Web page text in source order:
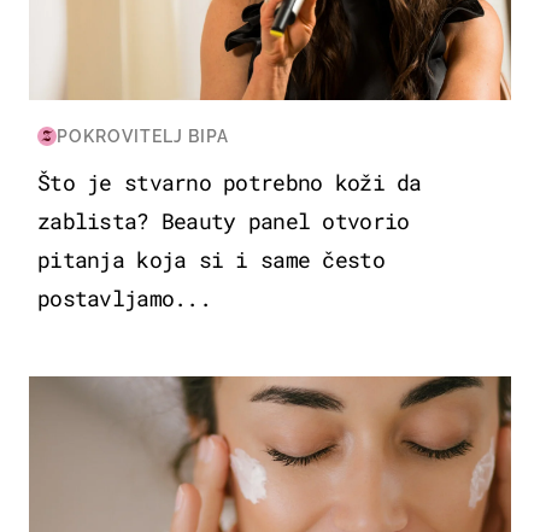
POKROVITELJ BIPA
Što je stvarno potrebno koži da
zablista? Beauty panel otvorio
pitanja koja si i same često
postavljamo...
MODA & LJEPOTA